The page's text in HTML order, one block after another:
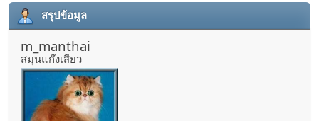
สรุปข้อมูล
m_manthai
สมุนแก๊งเสียว